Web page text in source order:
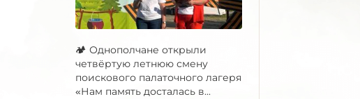
🏕 Однополчане открыли
четвёртую летнюю смену
поискового палаточного лагеря
«Нам память досталась в...